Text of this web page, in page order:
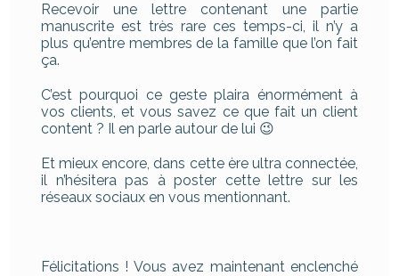
Recevoir une lettre contenant une partie
manuscrite est très rare ces temps-ci, il n’y a
plus qu’entre membres de la famille que l’on fait
ça.
C’est pourquoi ce geste plaira énormément à
vos clients, et vous savez ce que fait un client
content ? Il en parle autour de lui 😉
Et mieux encore, dans cette ère ultra connectée,
il n’hésitera pas à poster cette lettre sur les
réseaux sociaux en vous mentionnant.
Félicitations ! Vous avez maintenant enclenché